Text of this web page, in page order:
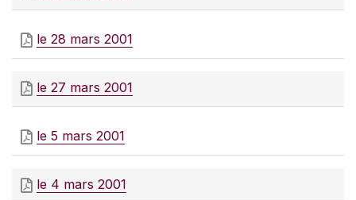
le 28 mars 2001
le 27 mars 2001
le 5 mars 2001
le 4 mars 2001